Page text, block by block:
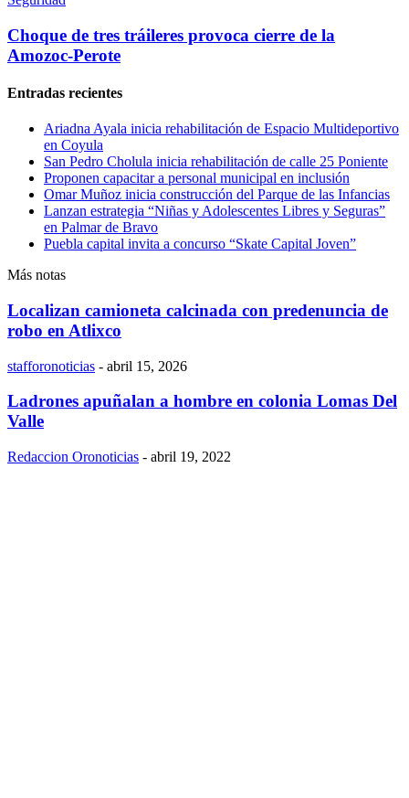
Choque de tres tráileres provoca cierre de la
Amozoc-Perote
Entradas recientes
Ariadna Ayala inicia rehabilitación de Espacio Multideportivo
en Coyula
San Pedro Cholula inicia rehabilitación de calle 25 Poniente
Proponen capacitar a personal municipal en inclusión
Omar Muñoz inicia construcción del Parque de las Infancias
Lanzan estrategia “Niñas y Adolescentes Libres y Seguras”
en Palmar de Bravo
Puebla capital invita a concurso “Skate Capital Joven”
Más notas
Localizan camioneta calcinada con predenuncia de
robo en Atlixco
stafforonoticias - abril 15, 2026
Ladrones apuñalan a hombre en colonia Lomas Del
Valle
Redaccion Oronoticias - abril 19, 2022